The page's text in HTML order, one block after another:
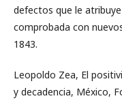
defectos que le
comprobada con
1843.
Leopoldo Zea, El
y decadencia, México,